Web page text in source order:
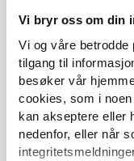
Vi bryr oss om din
Vi og våre betrodde
tilgang til
besøker vår
cookies, som i
kan akseptere eller
nedenfor, eller når
Les guiden